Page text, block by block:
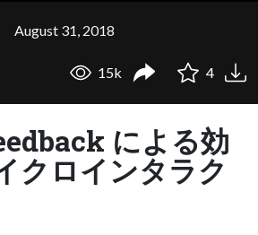
August 31, 2018
15k 4
による効
クロインタラク